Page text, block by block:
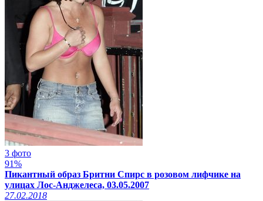
3 фото
91%
Пикантный образ Бритни Спирс в розовом лифчике на
улицах Лос-Анджелеса, 03.05.2007
27.02.2018